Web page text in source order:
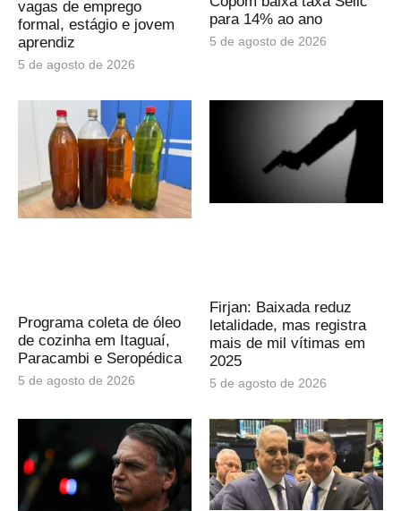
vagas de emprego
formal, estágio e jovem
aprendiz
5 de agosto de 2026
para 14% ao ano
5 de agosto de 2026
Programa coleta de óleo
de cozinha em Itaguaí,
Paracambi e Seropédica
5 de agosto de 2026
Firjan: Baixada reduz
letalidade, mas registra
mais de mil vítimas em
2025
5 de agosto de 2026